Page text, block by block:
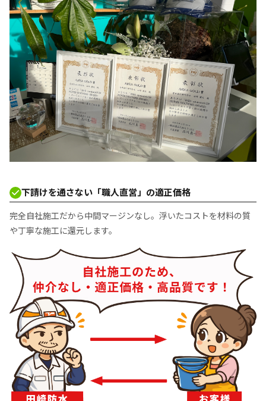
下請けを通さない「職人直営」の適正価格
完全自社施工だから中間マージンなし。浮いたコストを材料の質
や丁寧な施工に還元します。